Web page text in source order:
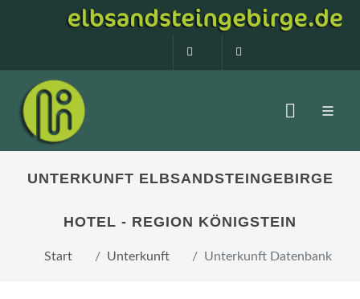
0160 99873408
UNTERKUNFT ELBSANDSTEINGEBIRGE
HOTEL - REGION KÖNIGSTEIN
Start Unterkunft Unterkunft Datenbank